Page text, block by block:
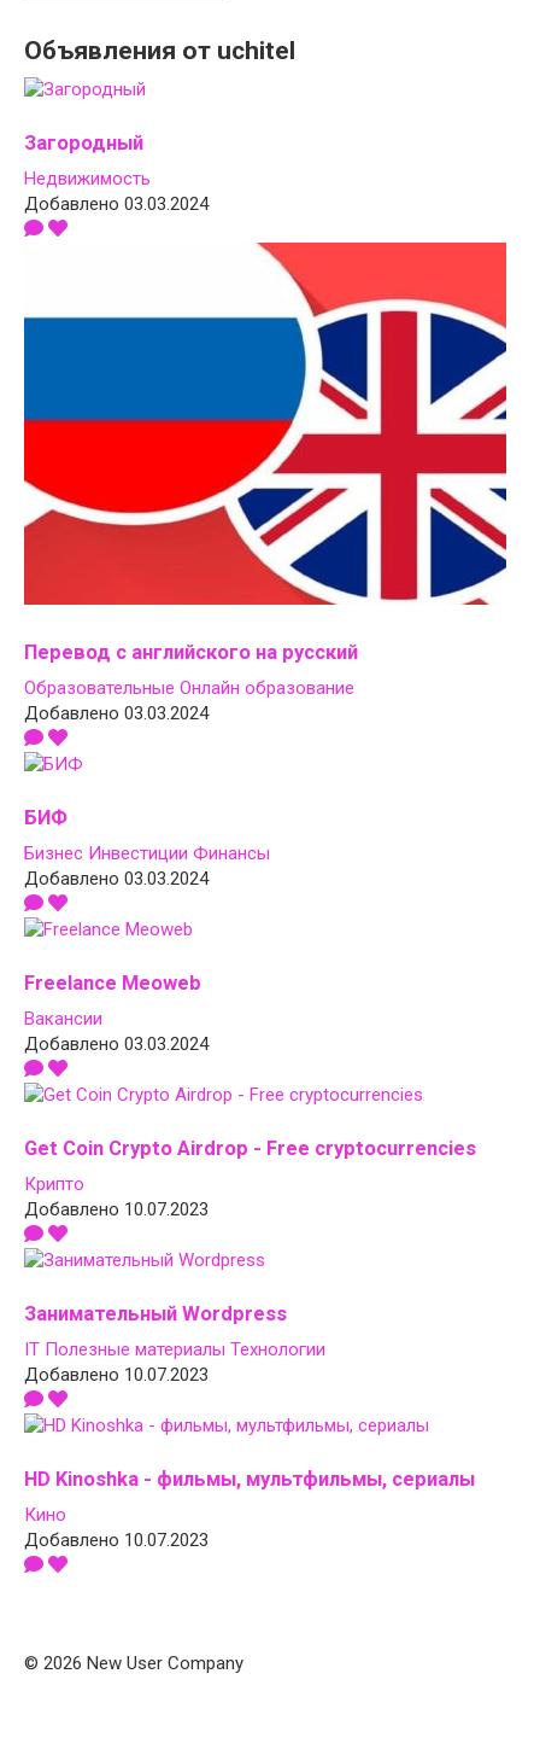
Объявления от uchitel
Загородный
Недвижимость
Добавлено 03.03.2024
Перевод с английского на русский
Образовательные Онлайн образование
Добавлено 03.03.2024
БИФ
Бизнес Инвестиции Финансы
Добавлено 03.03.2024
Freelance Meoweb
Вакансии
Добавлено 03.03.2024
Get Coin Crypto Airdrop - Free cryptocurrencies
Крипто
Добавлено 10.07.2023
Занимательный Wordpress
IT Полезные материалы Технологии
Добавлено 10.07.2023
HD Kinoshka - фильмы, мультфильмы, сериалы
Кино
Добавлено 10.07.2023
© 2026 New User Company